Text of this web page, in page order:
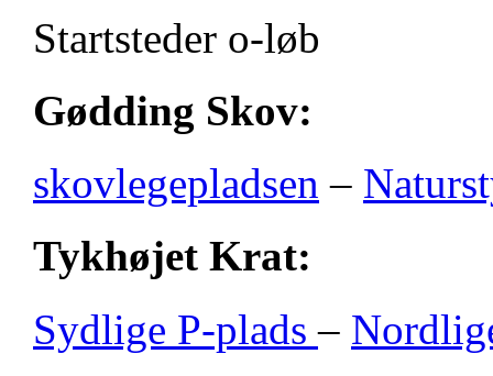
Startsteder o-løb
Gødding Skov:
skovlegepladsen –
Tykhøjet Krat:
Sydlige P-plads–